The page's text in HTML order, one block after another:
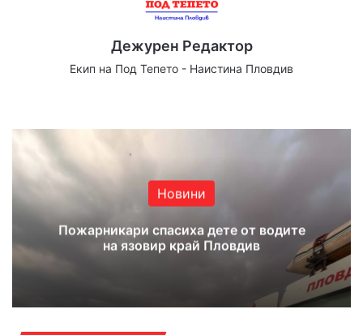
Дежурен Редактор
Екип на Под Тепето - Наистина Пловдив
te bo
ub ra
Новини
Пожарникари спасиха дете от водите
на язовир край Пловдив